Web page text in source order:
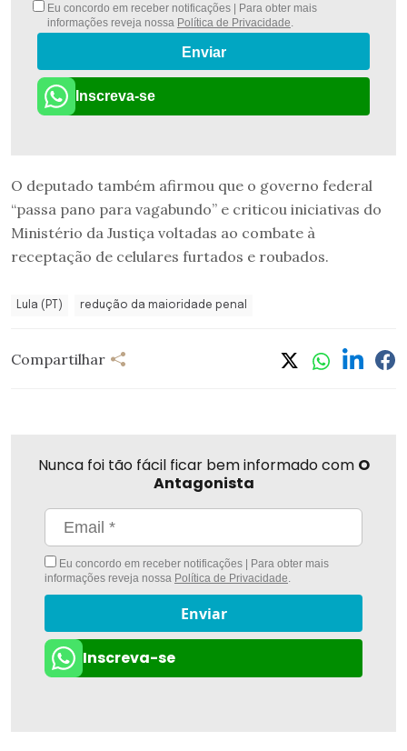
Eu concordo em receber notificações | Para obter mais
informações reveja nossa Política de Privacidade.
Enviar
Inscreva-se
O deputado também afirmou que o governo federal
“passa pano para vagabundo” e criticou iniciativas do
Ministério da Justiça voltadas ao combate à
receptação de celulares furtados e roubados.
Lula (PT) redução da maioridade penal
Compartilhar
Nunca foi tão fácil ficar bem informado com O
Antagonista
Eu concordo em receber notificações | Para obter mais
informações reveja nossa Política de Privacidade.
Enviar
Inscreva-se